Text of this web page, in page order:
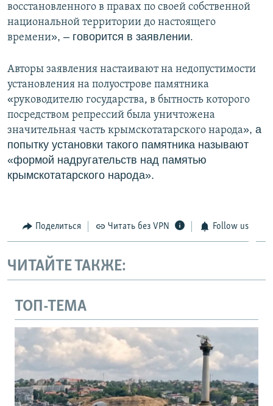
восстановленного в правах по своей собственной
национальной территории до настоящего
времени», – говорится в заявлении.
Авторы заявления настаивают на недопустимости
установления на полуострове памятника
«руководителю государства, в бытность которого
посредством репрессий была уничтожена
значительная часть крымскотатарского народа», а
попытку установки такого памятника называют
«формой надругательств над памятью
крымскотатарского народа».
Поделиться Читать без VPN Follow us
ЧИТАЙТЕ ТАКЖЕ:
ТОП-ТЕМА